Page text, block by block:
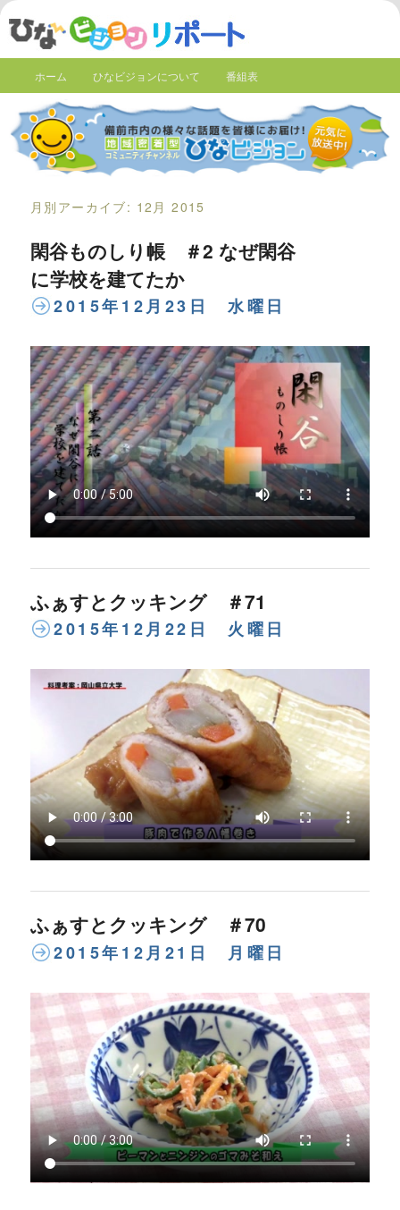
ホーム ひなビジョンについて 番組表
月別アーカイブ: 12月 2015
閑谷ものしり帳 ＃2 なぜ閑谷
に学校を建てたか
2015年12月23日 水曜日
ふぁすとクッキング ＃71
2015年12月22日 火曜日
ふぁすとクッキング ＃70
2015年12月21日 月曜日